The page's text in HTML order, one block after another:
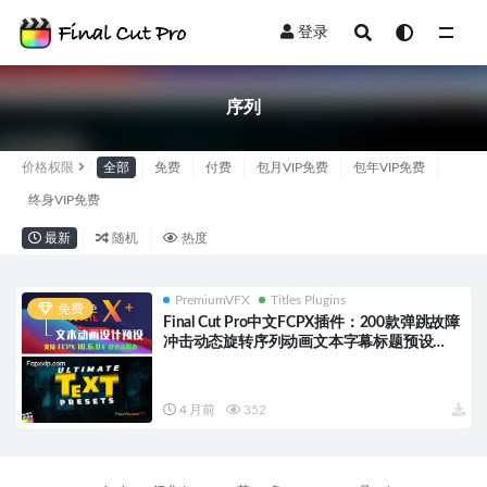
登录
序列
价格权限 全部 免费 付费 包月VIP免费 包年VIP免费
终身VIP免费
最新 随机 热度
免费
PremiumVFX Titles Plugins
Final Cut Pro中文FCPX插件：200款弹跳故障
冲击动态旋转序列动画文本字幕标题预设
4 月前 352